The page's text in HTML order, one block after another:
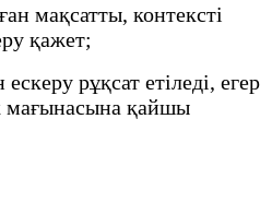
мақсатты, контексті
қажет;
рұқсат етіледі, егер
мағынасына қайшы